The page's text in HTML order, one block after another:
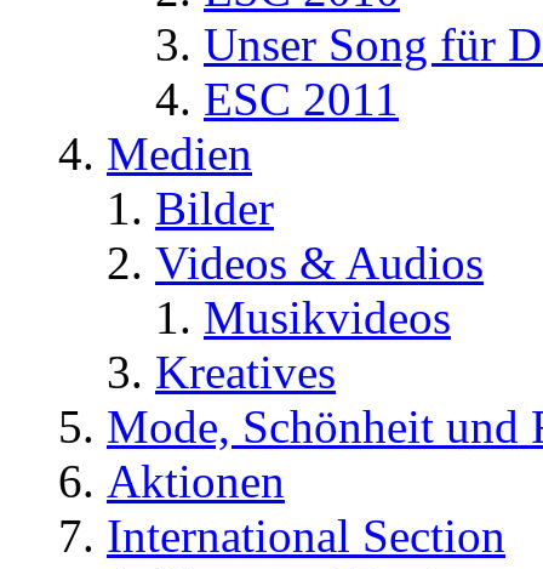
Unser Song für
ESC 2011
Medien
Bilder
Videos & Audios
Musikvideos
Kreatives
Mode, Schönheit und
Aktionen
International Section